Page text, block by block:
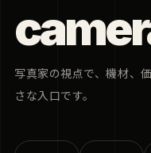
写真家の視点で、機材、
さな入口です。